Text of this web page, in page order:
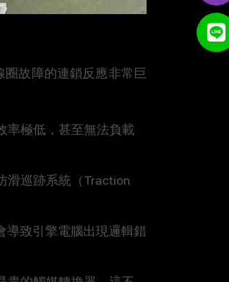
故障的連鎖反應非常巨
率極低，甚至無法負載
滑巡跡系統（Traction
導致引擎電腦出現邏輯錯